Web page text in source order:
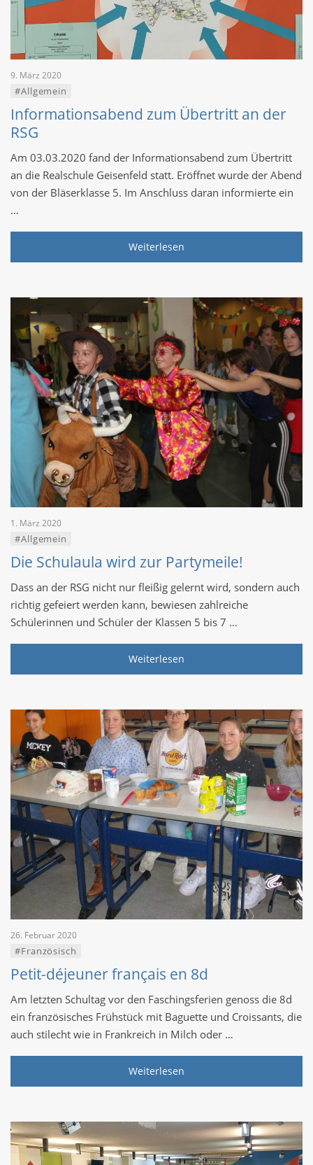
9. März 2020
#Allgemein
Informationsabend zum Übertritt an der
RSG
Am 03.03.2020 fand der Informationsabend zum Übertritt
an die Realschule Geisenfeld statt. Eröffnet wurde der Abend
von der Bläserklasse 5. Im Anschluss daran informierte ein
…
Weiterlesen
1. März 2020
#Allgemein
Die Schulaula wird zur Partymeile!
Dass an der RSG nicht nur fleißig gelernt wird, sondern auch
richtig gefeiert werden kann, bewiesen zahlreiche
Schülerinnen und Schüler der Klassen 5 bis 7 …
Weiterlesen
26. Februar 2020
#Französisch
Petit-déjeuner français en 8d
Am letzten Schultag vor den Faschingsferien genoss die 8d
ein französisches Frühstück mit Baguette und Croissants, die
auch stilecht wie in Frankreich in Milch oder …
Weiterlesen